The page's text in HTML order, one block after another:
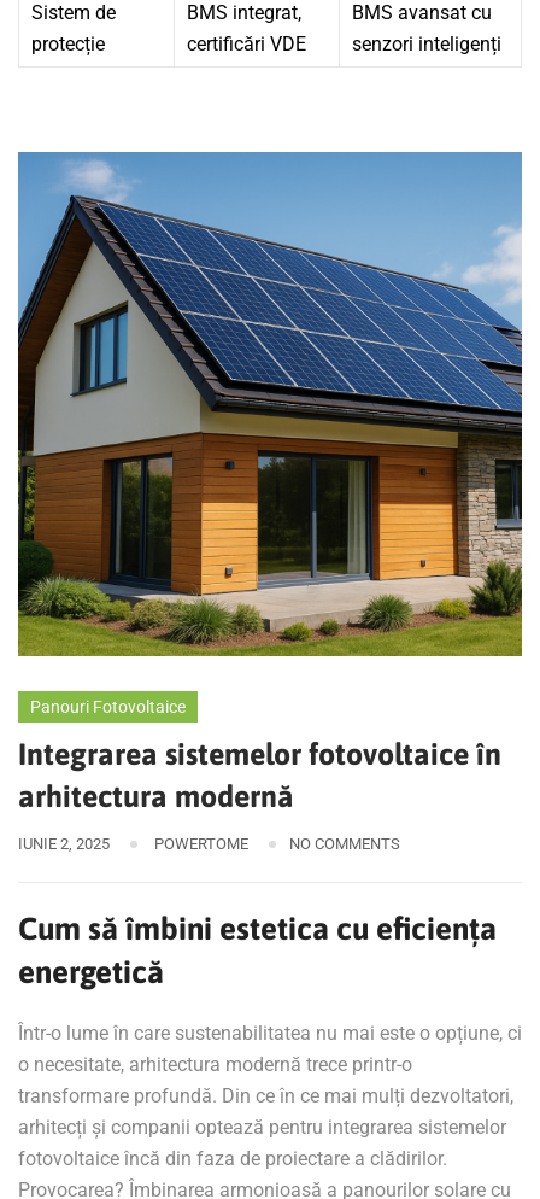
Sistem de
protecție
BMS integrat,
certificări VDE
BMS avansat cu
senzori inteligenți
Panouri Fotovoltaice
Integrarea sistemelor fotovoltaice în
arhitectura modernă
IUNIE 2, 2025 POWERTOME NO COMMENTS
Cum să îmbini estetica cu eficiența
energetică
Într-o lume în care sustenabilitatea nu mai este o opțiune, ci
o necesitate, arhitectura modernă trece printr-o
transformare profundă. Din ce în ce mai mulți dezvoltatori,
arhitecți și companii optează pentru integrarea sistemelor
fotovoltaice încă din faza de proiectare a clădirilor.
Provocarea? Îmbinarea armonioasă a panourilor solare cu